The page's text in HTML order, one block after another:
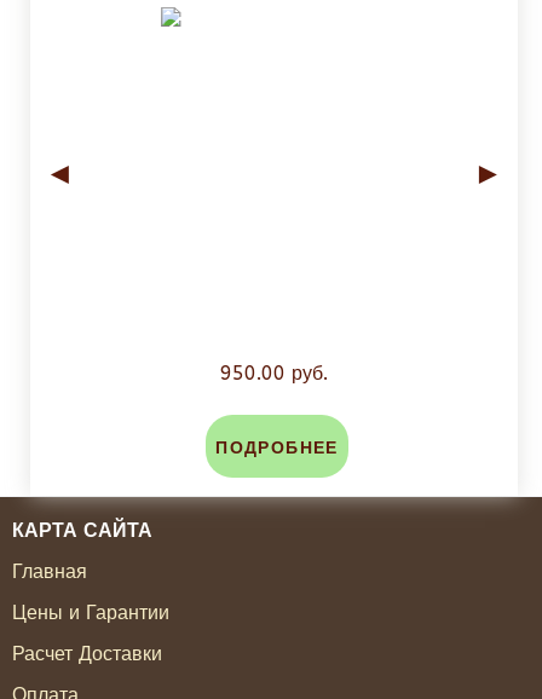
◄ ►
950.00 руб.
ПОДРОБНЕЕ
КАРТА САЙТА
Главная
Цены и Гарантии
Расчет Доставки